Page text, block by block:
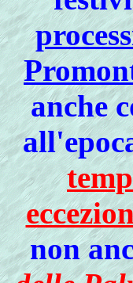
anche
non